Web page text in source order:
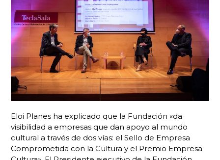
Eloi Planes ha explicado que la Fundación «da
visibilidad a empresas que dan apoyo al mundo
cultural a través de dos vías: el Sello de Empresa
Comprometida con la Cultura y el Premio Empresa